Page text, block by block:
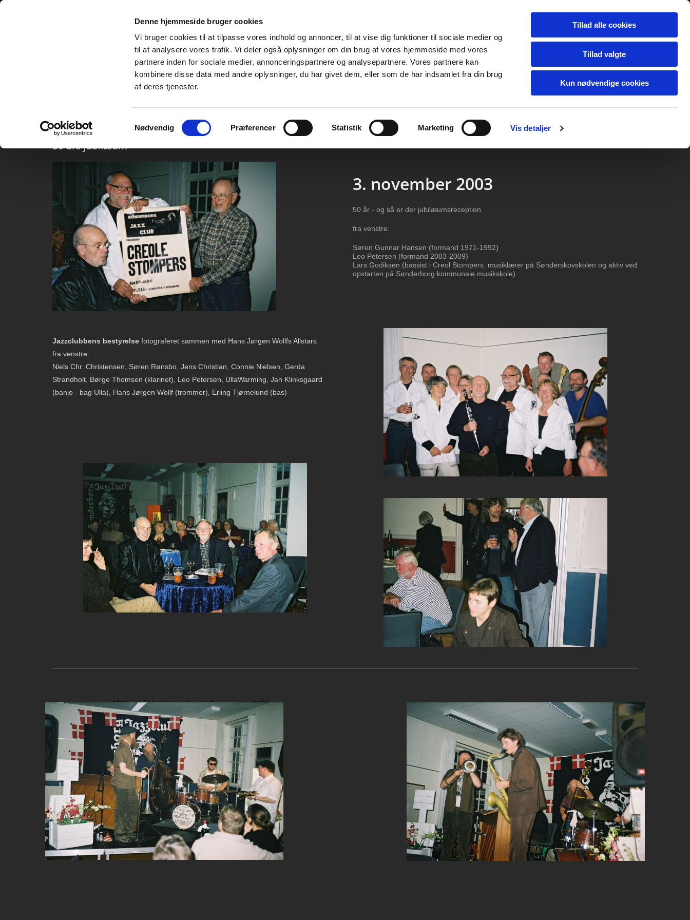
Denne hjemmeside bruger cookies
Vi bruger cookies til at tilpasse vores indhold og annoncer, til at vise dig funktioner til sociale medier og
til at analysere vores trafik. Vi deler også oplysninger om din brug af vores hjemmeside med vores
partnere inden for sociale medier, annonceringspartnere og analysepartnere. Vores partnere kan
kombinere disse data med andre oplysninger, du har givet dem, eller som de har indsamlet fra din brug
af deres tjenester.
Nødvendig Præferencer Statistik Marketing Vis detaljer
Tillad alle cookies
Tillad valgte
Kun nødvendige cookies
50 års jubilæum
3. november 2003
50 år - og så er der jubilæumsreception
fra venstre:
Søren Gunnar Hansen (formand 1971-1992)
Leo Petersen (formand 2003-2009)
Lars Godiksen (bassist i Creol Stompers, musiklærer på Sønderskovskolen og aktiv ved
opstarten på Sønderborg kommunale musikskole)
Jazzclubbens bestyrelse fotograferet sammen med Hans Jørgen Wollfs Allstars.
fra venstre:
Niels Chr. Christensen, Søren Rønsbo, Jens Christian, Connie Nielsen, Gerda
Strandholt, Børge Thomsen (klarinet), Leo Petersen, UllaWarming, Jan Klinksgaard
(banjo - bag Ulla), Hans Jørgen Wollf (trommer), Erling Tjørnelund (bas)
Hugo Rasmussen AllStarz på Sønderborghus d. 3. november 2003